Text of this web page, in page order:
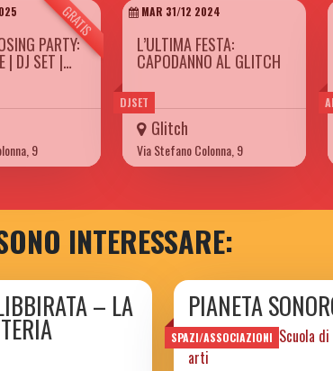
GRATIS
PARTY:
| DJ SET |…
9
DJSET
MAR 31/12 2024
L’ULTIMA FESTA:
CAPODANNO AL GLITCH
Glitch
Via Stefano Colonna, 9
INTERESSARE:
– LA
SPAZI/ASSOCIAZIONI
PIANETA
Spazio sociale e Scuola
arti